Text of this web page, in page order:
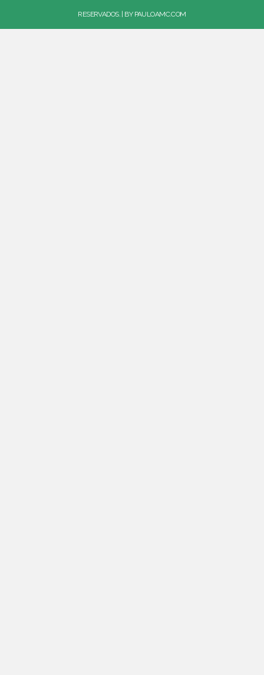
RESERVADOS. | BY PAULOAMC.COM